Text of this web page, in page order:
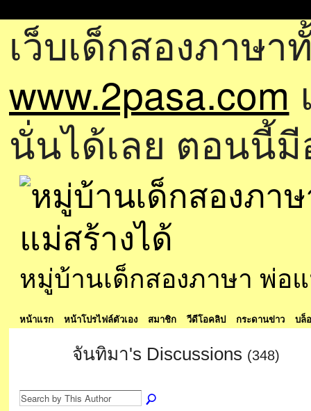
เว็บเด็กสองภาษ
www.2pasa.com
นั่นได้เลย ตอนนี้มี
หมู่บ้านเด็กสองภาษา พ่อ
หน้าแรก หน้าโปรไฟล์ตัวเอง สมาชิก วีดีโอคลิป กระดานข่าว บล็
จันทิมา's Discussions (348)